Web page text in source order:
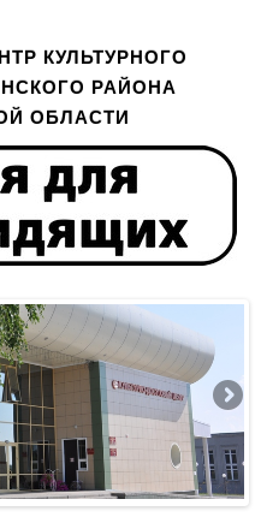
КУЛЬТУРНОГО
РАЙОНА
ОБЛАСТИ